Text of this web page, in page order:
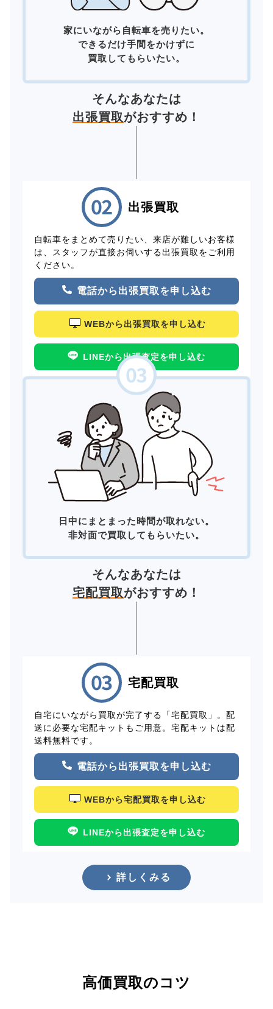
家にいながら自転車を売りたい。
できるだけ手間をかけずに
買取してもらいたい。
そんなあなたは
出張買取がおすすめ！
出張買取
自転車をまとめて売りたい、来店が難しいお客様
は、スタッフが直接お伺いする出張買取をご利用
ください。
電話から出張買取を申し込む
WEBから出張買取を申し込む
LINEから出張査定を申し込む
日中にまとまった時間が取れない。
非対面で買取してもらいたい。
そんなあなたは
宅配買取がおすすめ！
宅配買取
自宅にいながら買取が完了する「宅配買取」。配
送に必要な宅配キットもご用意。宅配キットは配
送料無料です。
電話から出張買取を申し込む
WEBから宅配買取を申し込む
LINEから出張査定を申し込む
詳しくみる
高価買取のコツ